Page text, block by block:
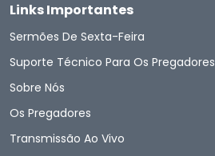
Links Importantes
Sermões De Sexta-Feira
Suporte Técnico Para Os Pregadores
Sobre Nós
Os Pregadores
Transmissão Ao Vivo